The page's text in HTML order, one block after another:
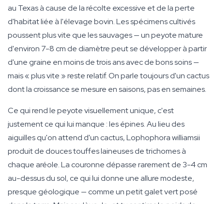
au Texas à cause de la récolte excessive et de la perte
d'habitat liée à l'élevage bovin. Les spécimens cultivés
poussent plus vite que les sauvages — un peyote mature
d'environ 7-8 cm de diamètre peut se développer à partir
d'une graine en moins de trois ans avec de bons soins —
mais « plus vite » reste relatif. On parle toujours d'un cactus
dont la croissance se mesure en saisons, pas en semaines.
Ce qui rend le peyote visuellement unique, c'est
justement ce qui lui manque : les épines. Au lieu des
aiguilles qu'on attend d'un cactus, Lophophora williamsii
produit de douces touffes laineuses de trichomes à
chaque aréole. La couronne dépasse rarement de 3-4 cm
au-dessus du sol, ce qui lui donne une allure modeste,
presque géologique — comme un petit galet vert posé